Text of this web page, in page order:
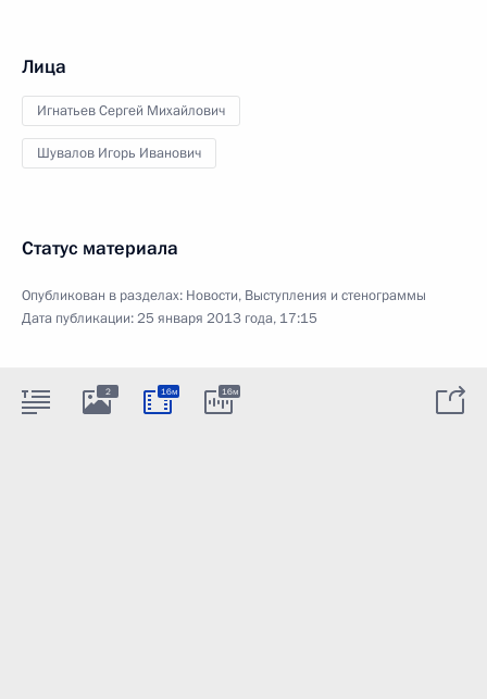
Лица
Игнатьев Сергей Михайлович
Шувалов Игорь Иванович
Статус материала
Опубликован в разделах: Новости, Выступления и стенограммы
Дата публикации:25 января 2013 года, 17:15
2 16м 16м